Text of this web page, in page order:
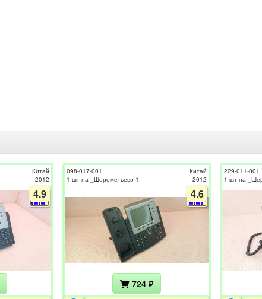
Китай
2012
4.9
098-017-001
1 шт на _Шереметьево-1
Китай
2012
4.6
724 ₽
229-011-001
1 шт на